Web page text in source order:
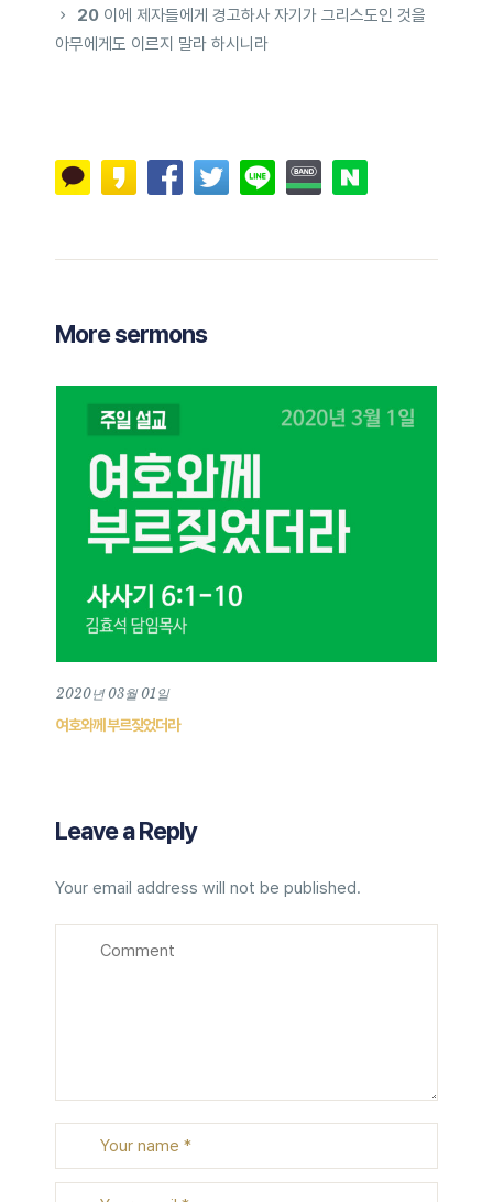
20이에 제자들에게 경고하사 자기가 그리스도인 것을
아무에게도 이르지 말라 하시니라
More sermons
2020년 03월 01일
여호와께 부르짖었더라
Leave a Reply
Your email address will not be published.